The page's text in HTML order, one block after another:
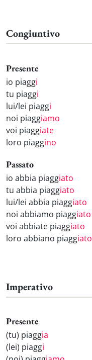
Congiuntivo
Presente
io piaggi
tu piaggi
lui/lei piaggi
noi piaggiamo
voi piaggiate
loro piaggino
Passato
io abbia piaggiato
tu abbia piaggiato
lui/lei abbia piaggiato
noi abbiamo piaggiato
voi abbiate piaggiato
loro abbiano piaggiato
Imperativo
Presente
(tu) piaggia
(lei) piaggi